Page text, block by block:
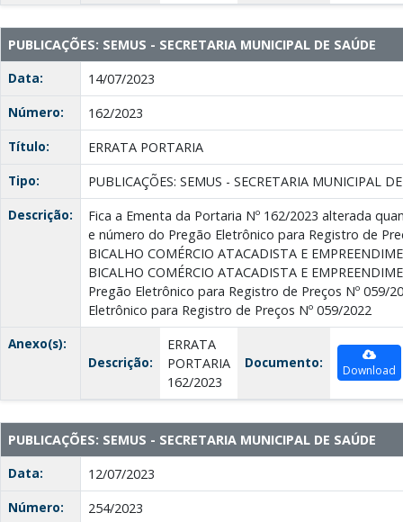
PUBLICAÇÕES: SEMUS - SECRETARIA MUNICIPAL DE SAÚDE
Data:
14/07/2023
Número:
162/2023
Título:
ERRATA PORTARIA
Tipo:
PUBLICAÇÕES: SEMUS - SECRETARIA MUNICIPAL
Descrição:
Fica a Ementa da Portaria Nº 162/2023 alterada
e número do Pregão Eletrônico para Registro de
BICALHO COMÉRCIO ATACADISTA E
BICALHO COMÉRCIO ATACADISTA E
Pregão Eletrônico para Registro de Preços Nº 059/
Eletrônico para Registro de Preços Nº 059/2022
Anexo(s):
Descrição:
ERRATA
PORTARIA
162/2023
Documento: Download
PUBLICAÇÕES: SEMUS - SECRETARIA MUNICIPAL DE SAÚDE
Data:
12/07/2023
Número:
254/2023